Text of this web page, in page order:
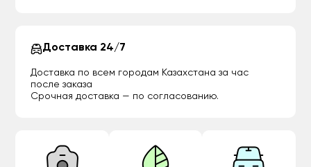
Доставка 24/7
Доставка по всем городам Казахстана за час
после заказа
Срочная доставка — по согласованию.